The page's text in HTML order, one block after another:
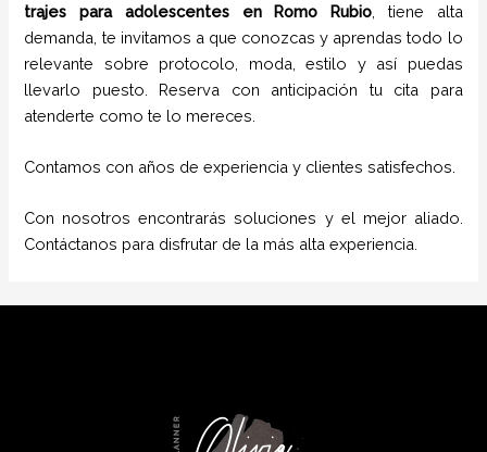
trajes para adolescentesenRomo Rubio , tiene alta
demanda, te invitamos a que conozcas y aprendas todo lo
relevante sobre protocolo, moda, estilo y así puedas
llevarlo puesto. Reserva con anticipación tu cita para
atenderte como te lo mereces.
Contamos con años de experiencia y clientes satisfechos.
Con nosotros encontrarás soluciones y el mejor aliado.
Contáctanos para disfrutar de la más alta experiencia.